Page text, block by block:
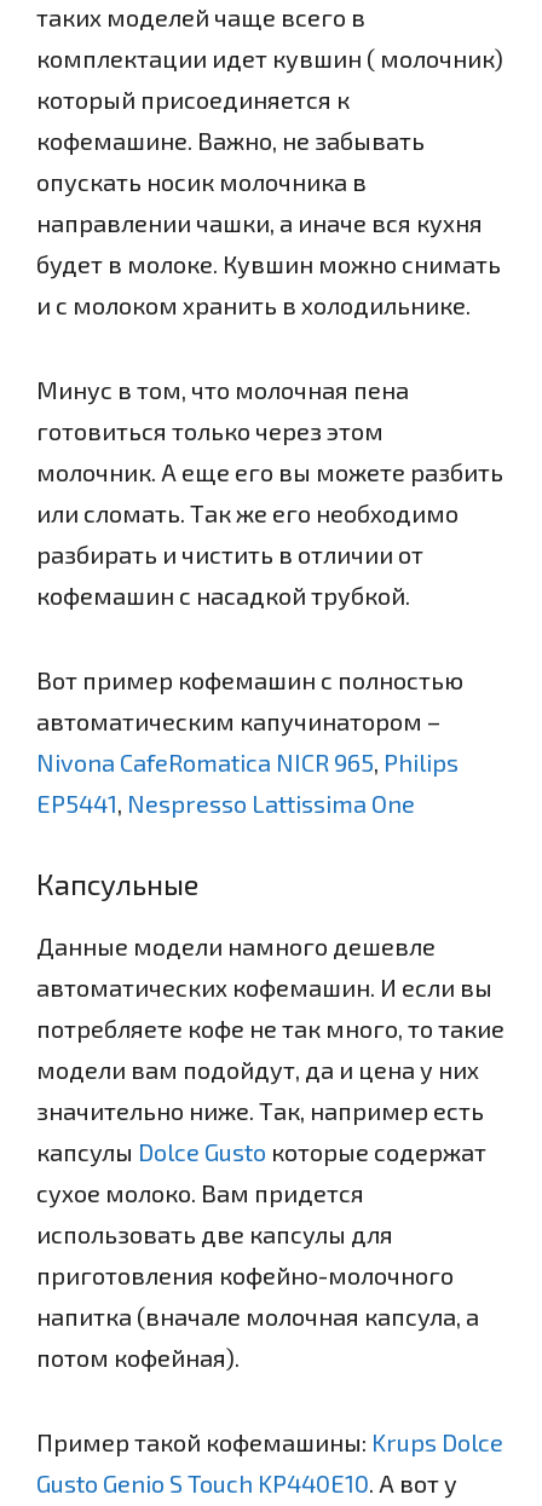
таких моделей чаще всего в
комплектации идет кувшин ( молочник)
который присоединяется к
кофемашине. Важно, не забывать
опускать носик молочника в
направлении чашки, а иначе вся кухня
будет в молоке. Кувшин можно снимать
и с молоком хранить в холодильнике.
Минус в том, что молочная пена
готовиться только через этом
молочник. А еще его вы можете разбить
или сломать. Так же его необходимо
разбирать и чистить в отличии от
кофемашин с насадкой трубкой.
Вот пример кофемашин с полностью
автоматическим капучинатором –
Nivona CafeRomatica NICR 965, Philips
EP5441, Nespresso Lattissima One
Капсульные
Данные модели намного дешевле
автоматических кофемашин. И если вы
потребляете кофе не так много, то такие
модели вам подойдут, да и цена у них
значительно ниже. Так, например есть
капсулы Dolce Gusto которые содержат
сухое молоко. Вам придется
использовать две капсулы для
приготовления кофейно-молочного
напитка (вначале молочная капсула, а
потом кофейная).
Пример такой кофемашины: Krups Dolce
Gusto Genio S Touch KP440E10. А вот у